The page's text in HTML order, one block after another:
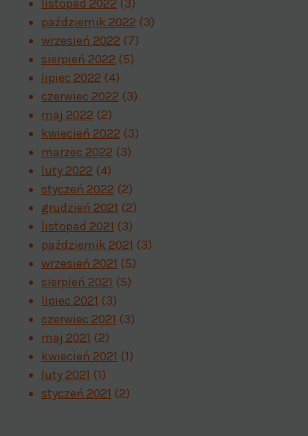
listopad 2022 (3)
październik 2022 (3)
wrzesień 2022 (7)
sierpień 2022 (5)
lipiec 2022 (4)
czerwiec 2022 (3)
maj 2022 (2)
kwiecień 2022 (3)
marzec 2022 (3)
luty 2022 (4)
styczeń 2022 (2)
grudzień 2021 (2)
listopad 2021 (3)
październik 2021 (3)
wrzesień 2021 (5)
sierpień 2021 (5)
lipiec 2021 (3)
czerwiec 2021 (3)
maj 2021 (2)
kwiecień 2021 (1)
luty 2021 (1)
styczeń 2021 (2)